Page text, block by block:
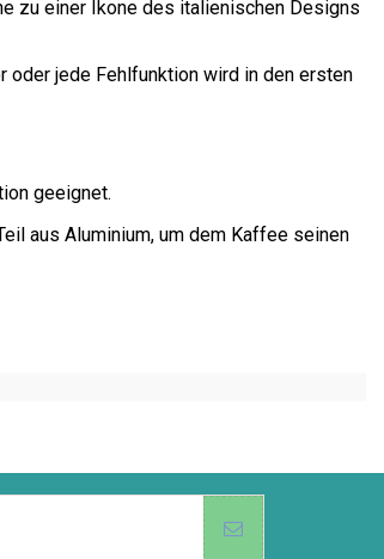
zu einer Ikone des italienischen Designs
oder jede Fehlfunktion wird in den ersten
geeignet.
aus Aluminium, um dem Kaffee seinen